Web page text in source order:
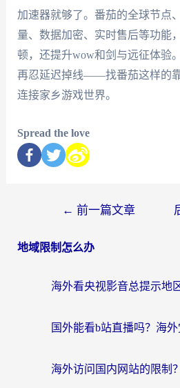
加速器就够了。番茄的全球节点
量、数据加密、实时售后等功能
顿，还提升wow和剑与远征体验
再忍延迟掉线——找番茄这样的
连接家乡游戏世界。
Spread the love
← 前一篇文章
地域限制怎么办